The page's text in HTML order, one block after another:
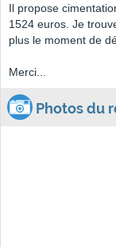
Il propose
1524 euros. Je
plus le moment de
Merci...
Photos du